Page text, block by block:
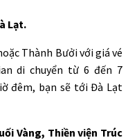
Lạt.
Thành Bưởi với giá vé
di chuyển từ 6 đến 7
đêm, bạn sẽ tới Đà Lạt
Vàng, Thiền viện Trúc